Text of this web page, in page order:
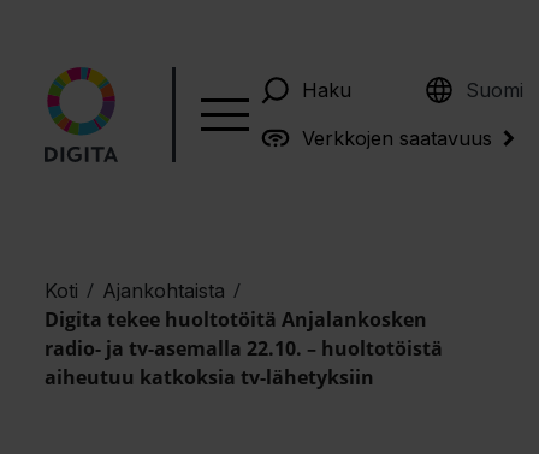
Haku Suomi
English
Verkkojen saatavuus
Koti / Ajankohtaista /
Digita tekee huoltotöitä Anjalankosken
radio- ja tv-asemalla 22.10. – huoltotöistä
aiheutuu katkoksia tv-lähetyksiin